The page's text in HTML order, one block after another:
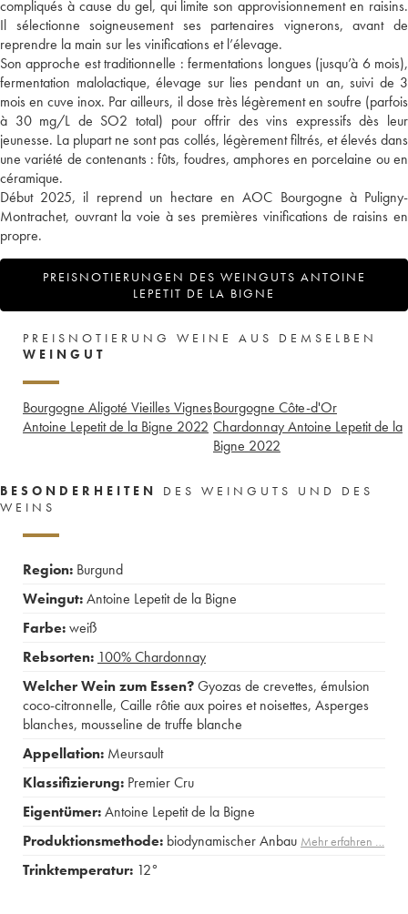
compliqués à cause du gel, qui limite son approvisionnement en raisins.
Il sélectionne soigneusement ses partenaires vignerons, avant de
reprendre la main sur les vinifications et l’élevage.
Son approche est traditionnelle : fermentations longues (jusqu’à 6 mois),
fermentation malolactique, élevage sur lies pendant un an, suivi de 3
mois en cuve inox. Par ailleurs, il dose très légèrement en soufre (parfois
à 30 mg/L de SO2 total) pour offrir des vins expressifs dès leur
jeunesse. La plupart ne sont pas collés, légèrement filtrés, et élevés dans
une variété de contenants : fûts, foudres, amphores en porcelaine ou en
céramique.
Début 2025, il reprend un hectare en AOC Bourgogne à Puligny-
Montrachet, ouvrant la voie à ses premières vinifications de raisins en
propre.
PREISNOTIERUNGEN DES WEINGUTS ANTOINE
LEPETIT DE LA BIGNE
PREISNOTIERUNG WEINE AUS DEMSELBEN
WEINGUT
Bourgogne Aligoté Vieilles Vignes
Antoine Lepetit de la Bigne 2022
Bourgogne Côte-d'Or
Chardonnay Antoine Lepetit de la
Bigne 2022
BESONDERHEITEN
DES WEINGUTS UND DES
WEINS
Region: Burgund
Weingut:Antoine Lepetit de la Bigne
Farbe:weiß
Rebsorten: 100%Chardonnay
Welcher Wein zum Essen?Gyozas de crevettes, émulsion
coco-citronnelle, Caille rôtie aux poires et noisettes, Asperges
blanches, mousseline de truffe blanche
Appellation: Meursault
Klassifizierung: Premier Cru
Eigentümer:Antoine Lepetit de la Bigne
Produktionsmethode: biodynamischer Anbau Mehr erfahren …
Trinktemperatur: 12°